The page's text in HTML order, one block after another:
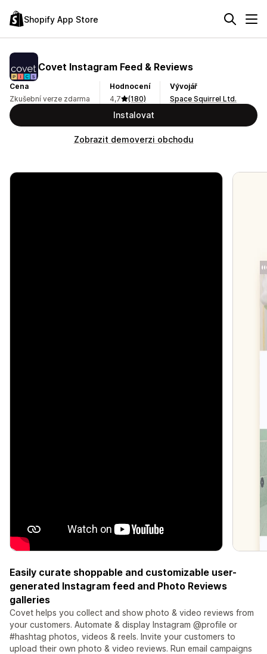
Shopify App Store
Covet Instagram Feed & Reviews
Cena
Zkušební verze zdarma
Hodnocení
4,7
(180)
Vývojář
Space Squirrel Ltd.
Instalovat
Zobrazit demoverzi obchodu
Easily curate shoppable and customizable user-
generated Instagram feed and Photo Reviews
galleries
Covet helps you collect and show photo & video reviews from
your customers. Automate & display Instagram @profile or
#hashtag photos, videos & reels. Invite your customers to
upload their own photo & video reviews. Run email campaigns